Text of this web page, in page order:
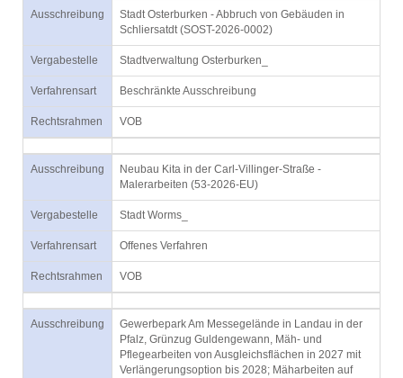
Ausschreibung
Stadt Osterburken - Abbruch von Gebäuden in
Schliersatdt (SOST-2026-0002)
Vergabestelle Stadtverwaltung Osterburken_
Verfahrensart Beschränkte Ausschreibung
Rechtsrahmen VOB
Ausschreibung
Neubau Kita in der Carl-Villinger-Straße -
Malerarbeiten (53-2026-EU)
Vergabestelle Stadt Worms_
Verfahrensart Offenes Verfahren
Rechtsrahmen VOB
Ausschreibung
Gewerbepark Am Messegelände in Landau in der
Pfalz, Grünzug Guldengewann, Mäh- und
Pflegearbeiten von Ausgleichsflächen in 2027 mit
Verlängerungsoption bis 2028; Mäharbeiten auf